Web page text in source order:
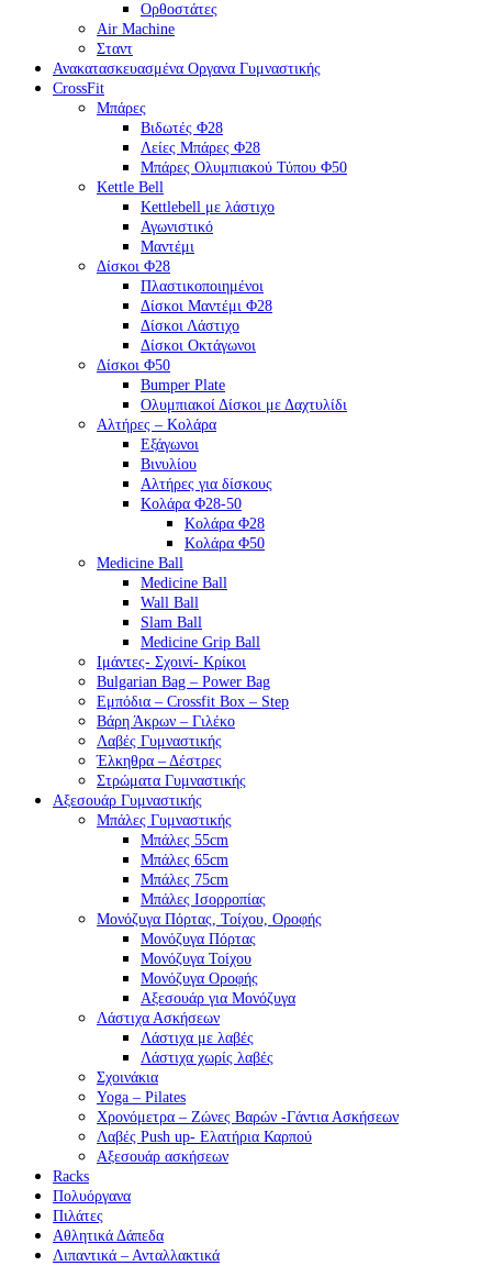
Ορθοστάτες
Air Machine
Σταντ
Ανακατασκευασμένα Οργανα Γυμναστικής
CrossFit
Μπάρες
Βιδωτές Φ28
Λείες Μπάρες Φ28
Μπάρες Ολυμπιακού Τύπου Φ50
Kettle Bell
Kettlebell με λάστιχο
Αγωνιστικό
Μαντέμι
Δίσκοι Φ28
Πλαστικοποιημένοι
Δίσκοι Μαντέμι Φ28
Δίσκοι Λάστιχο
Δίσκοι Οκτάγωνοι
Δίσκοι Φ50
Bumper Plate
Ολυμπιακοί Δίσκοι με Δαχτυλίδι
Αλτήρες – Κολάρα
Εξάγωνοι
Βινυλίου
Αλτήρες για δίσκους
Κολάρα Φ28-50
Κολάρα Φ28
Κολάρα Φ50
Medicine Ball
Medicine Ball
Wall Ball
Slam Ball
Medicine Grip Ball
Ιμάντες- Σχοινί- Κρίκοι
Bulgarian Bag – Power Bag
Εμπόδια – Crossfit Box – Step
Βάρη Άκρων – Γιλέκο
Λαβές Γυμναστικής
Έλκηθρα – Δέστρες
Στρώματα Γυμναστικής
Αξεσουάρ Γυμναστικής
Μπάλες Γυμναστικής
Μπάλες 55cm
Μπάλες 65cm
Μπάλες 75cm
Μπάλες Ισορροπίας
Μονόζυγα Πόρτας, Τοίχου, Οροφής
Μονόζυγα Πόρτας
Μονόζυγα Τοίχου
Μονόζυγα Οροφής
Αξεσουάρ για Μονόζυγα
Λάστιχα Ασκήσεων
Λάστιχα με λαβές
Λάστιχα χωρίς λαβές
Σχοινάκια
Yoga – Pilates
Χρονόμετρα – Ζώνες Βαρών -Γάντια Ασκήσεων
Λαβές Push up- Ελατήρια Καρπού
Αξεσουάρ ασκήσεων
Racks
Πολυόργανα
Πιλάτες
Αθλητικά Δάπεδα
Λιπαντικά – Ανταλλακτικά